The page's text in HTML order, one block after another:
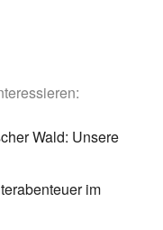
Wald: Unsere
im